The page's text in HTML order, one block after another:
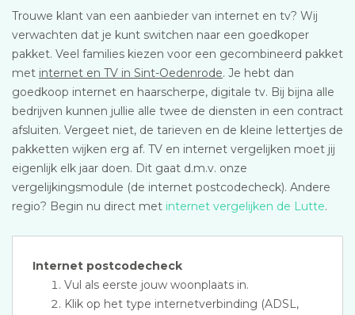
Trouwe klant van een aanbieder van internet en tv? Wij
verwachten dat je kunt switchen naar een goedkoper
pakket. Veel families kiezen voor een gecombineerd pakket
met internet en TV in Sint-Oedenrode. Je hebt dan
goedkoop internet en haarscherpe, digitale tv. Bij bijna alle
bedrijven kunnen jullie alle twee de diensten in een contract
afsluiten. Vergeet niet, de tarieven en de kleine lettertjes de
pakketten wijken erg af. TV en internet vergelijken moet jij
eigenlijk elk jaar doen. Dit gaat d.m.v. onze
vergelijkingsmodule (de internet postcodecheck). Andere
regio? Begin nu direct met internet vergelijken de Lutte.
Internet postcodecheck
Vul als eerste jouw woonplaats in.
Klik op het type internetverbinding (ADSL,